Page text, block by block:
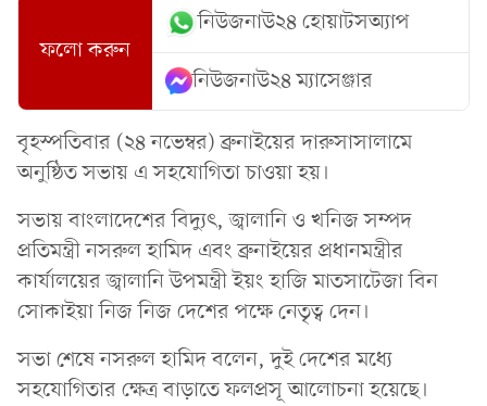
ফলো করুন
নিউজনাউ২৪ হোয়াটসঅ্যাপ
নিউজনাউ২৪ ম্যাসেঞ্জার
বৃহস্পতিবার (২৪ নভেম্বর) ব্রুনাইয়ের দারুসাসালামে
অনুষ্ঠিত সভায় এ সহযোগিতা চাওয়া হয়।
সভায় বাংলাদেশের বিদ্যুৎ, জ্বালানি ও খনিজ সম্পদ
প্রতিমন্ত্রী নসরুল হামিদ এবং ব্রুনাইয়ের প্রধানমন্ত্রীর
কার্যালয়ের জ্বালানি উপমন্ত্রী ইয়ং হাজি মাতসাটেজা বিন
সোকাইয়া নিজ নিজ দেশের পক্ষে নেতৃত্ব দেন।
সভা শেষে নসরুল হামিদ বলেন, দুই দেশের মধ্যে
সহযোগিতার ক্ষেত্র বাড়াতে ফলপ্রসূ আলোচনা হয়েছে।